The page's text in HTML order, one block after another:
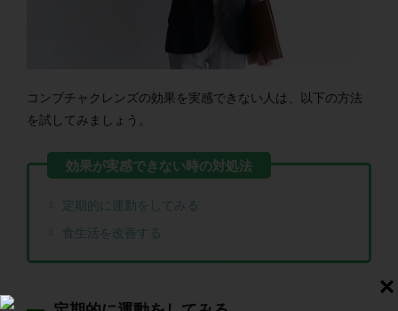
コンブチャクレンズの効果を実感できない人は、以下の方法
を試してみましょう。
定期的に運動をしてみる
食生活を改善する